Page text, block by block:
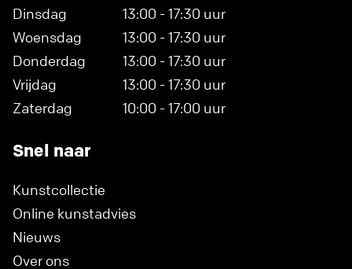
Dinsdag
13:00 - 17:30 uur
Woensdag
13:00 - 17:30 uur
Donderdag
13:00 - 17:30 uur
Vrijdag
13:00 - 17:30 uur
Zaterdag
10:00 - 17:00 uur
Snel naar
Kunstcollectie
Online kunstadvies
Nieuws
Over ons